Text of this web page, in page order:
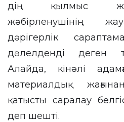
дің қылмыс
жәбірленушінің
дәрігерлік
дәлелденді деген
Алайда, кінәлі
материалдық
қатысты саралау
деп шешті.